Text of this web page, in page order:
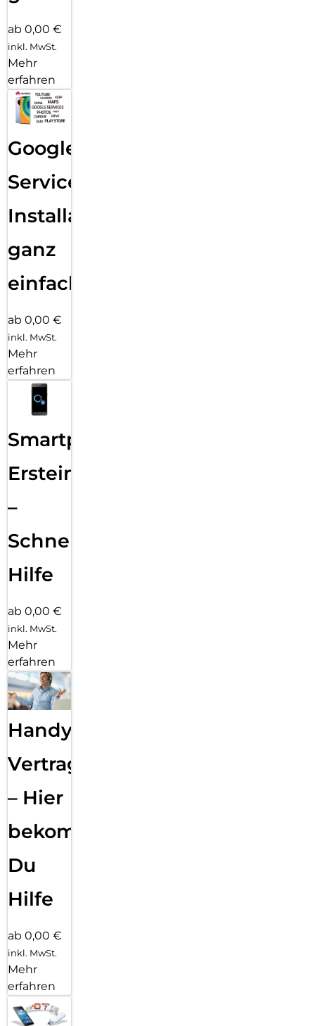
ab 0,00 €
inkl. MwSt.
Mehr
erfahren
Google
Services
Installation
ganz
einfach
ab 0,00 €
inkl. MwSt.
Mehr
erfahren
Smartphone
Ersteinrichtung
–
Schnelle
Hilfe
ab 0,00 €
inkl. MwSt.
Mehr
erfahren
Handy
Vertragsabwicklung
– Hier
bekommst
Du
Hilfe
ab 0,00 €
inkl. MwSt.
Mehr
erfahren